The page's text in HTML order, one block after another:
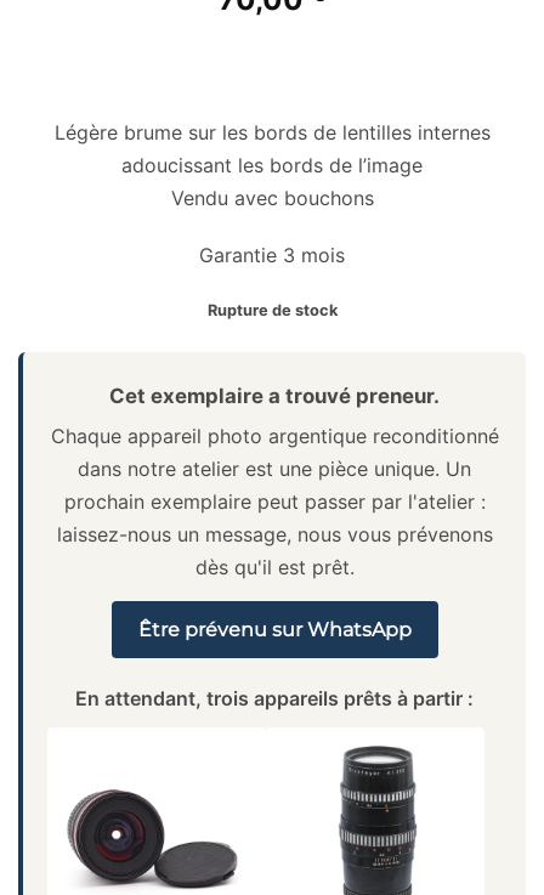
Légère brume sur les bords de lentilles internes
adoucissant les bords de l’image
Vendu avec bouchons
Garantie 3 mois
Rupture de stock
Cet exemplaire a trouvé preneur.
Chaque appareil photo argentique reconditionné
dans notre atelier est une pièce unique. Un
prochain exemplaire peut passer par l'atelier :
laissez-nous un message, nous vous prévenons
dès qu'il est prêt.
Être prévenu sur WhatsApp
En attendant, trois appareils prêts à partir :